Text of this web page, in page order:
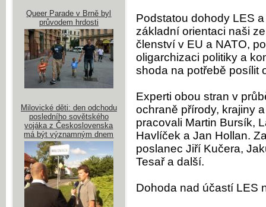
Podstatou dohody LES
základní orientaci naši
členství v EU a NATO,
oligarchizaci politiky a
shoda na potřebě posílit
Experti obou stran v
ochraně přírody, krajiny
pracovali Martin Bursík,
Havlíček a Jan Hollan.
poslanec Jiří Kučera,
Tesař a další.
Dohoda nad účastí LES
Queer Parade v Brně byl
průvodem hrdosti
Milovické děti: den odchodu
posledního sovětského
vojáka z Československa
má být významným dnem